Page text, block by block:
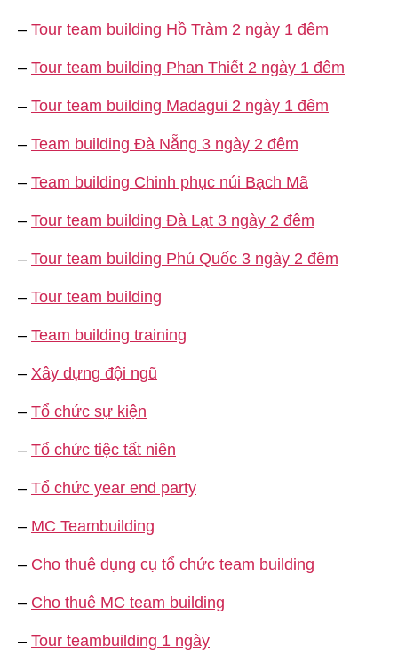
– Tour team building Hồ Tràm 2 ngày 1 đêm
– Tour team building Phan Thiết 2 ngày 1 đêm
– Tour team building Madagui 2 ngày 1 đêm
– Team building Đà Nẵng 3 ngày 2 đêm
– Team building Chinh phục núi Bạch Mã
– Tour team building Đà Lạt 3 ngày 2 đêm
– Tour team building Phú Quốc 3 ngày 2 đêm
– Tour team building
– Team building training
– Xây dựng đội ngũ
– Tổ chức sự kiện
– Tổ chức tiệc tất niên
– Tổ chức year end party
– MC Teambuilding
– Cho thuê dụng cụ tổ chức team building
– Cho thuê MC team building
– Tour teambuilding 1 ngày